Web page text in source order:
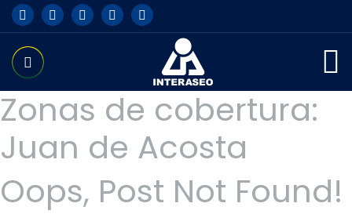
Zonas de cobertura:
Juan de Acosta
Oops, Post Not Found!